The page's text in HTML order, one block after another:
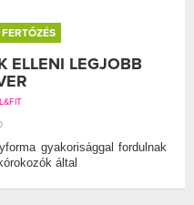
FERTŐZÉS
ELLENI LEGJOBB
gyakorisággal fordulnak
által